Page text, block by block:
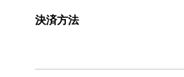
決済方法